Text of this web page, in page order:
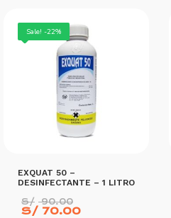
Sale! -22%
EXQUAT 50 –
DESINFECTANTE – 1 LITRO
S/ 90.00
S/ 70.00